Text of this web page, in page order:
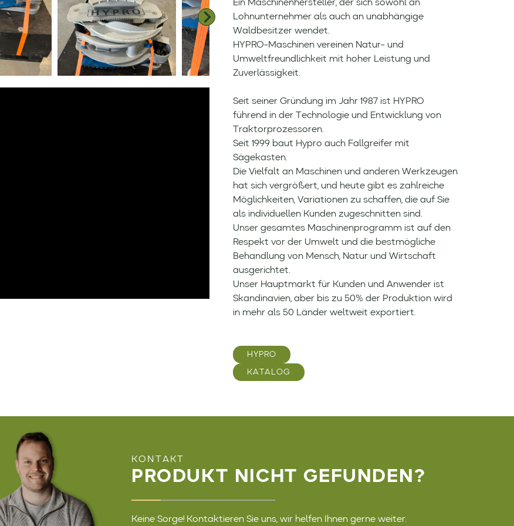
Ein Maschinenhersteller, der sich sowohl an
Lohnunternehmer als auch an unabhängige
Waldbesitzer wendet.
HYPRO-Maschinen vereinen Natur- und
Umweltfreundlichkeit mit hoher Leistung und
Zuverlässigkeit.
Seit seiner Gründung im Jahr 1987 ist HYPRO
führend in der Technologie und Entwicklung von
Traktorprozessoren.
Seit 1999 baut Hypro auch Fallgreifer mit
Sägekasten.
Die Vielfalt an Maschinen und anderen Werkzeugen
hat sich vergrößert, und heute gibt es zahlreiche
Möglichkeiten, Variationen zu schaffen, die auf Sie
als individuellen Kunden zugeschnitten sind.
Unser gesamtes Maschinenprogramm ist auf den
Respekt vor der Umwelt und die bestmögliche
Behandlung von Mensch, Natur und Wirtschaft
ausgerichtet.
Unser Hauptmarkt für Kunden und Anwender ist
Skandinavien, aber bis zu 50% der Produktion wird
in mehr als 50 Länder weltweit exportiert.
HYPRO
KATALOG
KONTAKT
PRODUKT NICHT GEFUNDEN?
Keine Sorge! Kontaktieren Sie uns, wir helfen Ihnen gerne weiter.